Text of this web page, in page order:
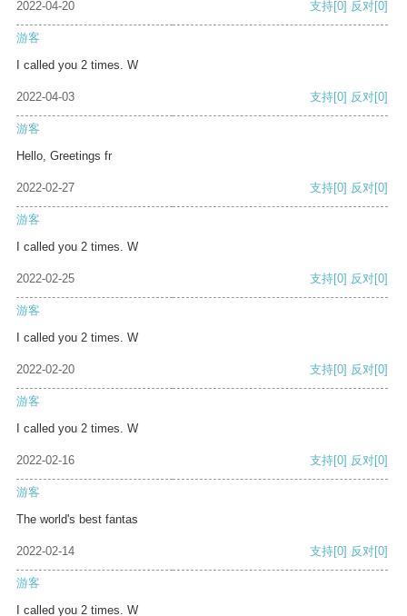
2022-04-20 支持[0] 反对[0]
游客
I called you 2 times. W
2022-04-03 支持[0] 反对[0]
游客
Hello, Greetings fr
2022-02-27 支持[0] 反对[0]
游客
I called you 2 times. W
2022-02-25 支持[0] 反对[0]
游客
I called you 2 times. W
2022-02-20 支持[0] 反对[0]
游客
I called you 2 times. W
2022-02-16 支持[0] 反对[0]
游客
The world's best fantas
2022-02-14 支持[0] 反对[0]
游客
I called you 2 times. W